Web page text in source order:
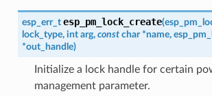
esp_err_t esp_pm_lock_create(
lock_type, int arg, const char *name,
*out_handle)
Initialize a lock handle for certain
management parameter.